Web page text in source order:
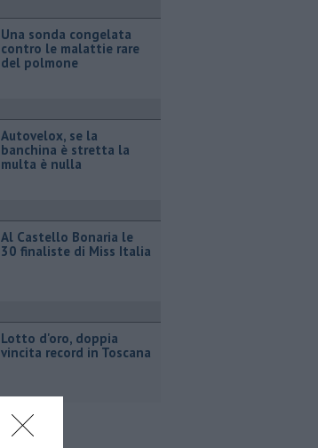
Una sonda congelata
contro le malattie rare
del polmone
Autovelox, se la
banchina è stretta la
multa è nulla
Al Castello Bonaria le
30 finaliste di Miss Italia
Lotto d'oro, doppia
vincita record in Toscana